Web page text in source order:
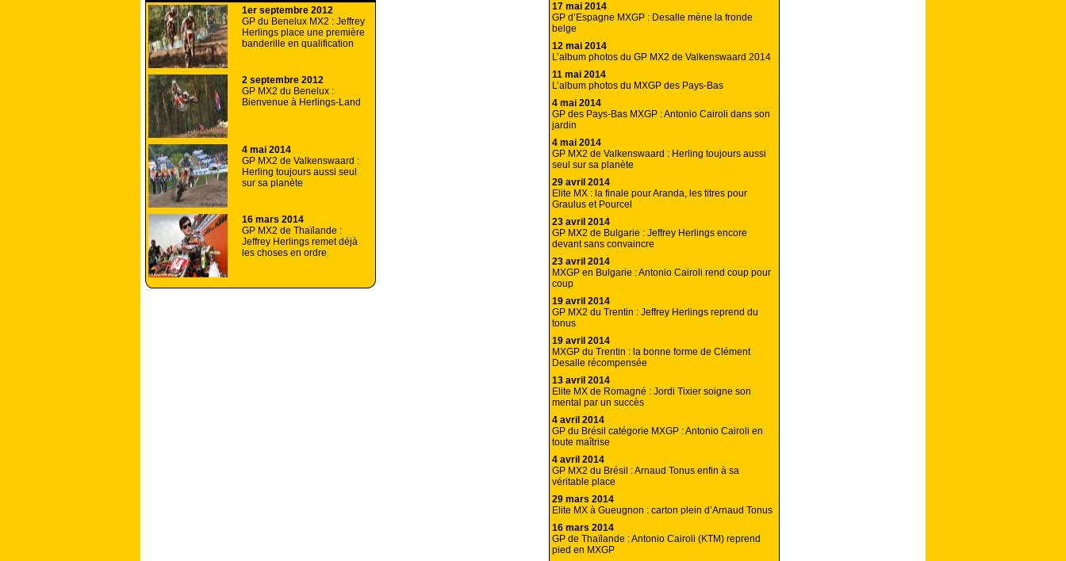
1er septembre 2012
GP du Benelux MX2 : Jeffrey
Herlings place une première
banderille en qualification
2 septembre 2012
GP MX2 du Benelux :
Bienvenue à Herlings-Land
4 mai 2014
GP MX2 de Valkenswaard :
Herling toujours aussi seul
sur sa planète
16 mars 2014
GP MX2 de Thaïlande :
Jeffrey Herlings remet déjà
les choses en ordre
17 mai 2014
GP d’Espagne MXGP : Desalle mène la fronde
belge
12 mai 2014
L’album photos du GP MX2 de Valkenswaard 2014
11 mai 2014
L’album photos du MXGP des Pays-Bas
4 mai 2014
GP des Pays-Bas MXGP : Antonio Cairoli dans son
jardin
4 mai 2014
GP MX2 de Valkenswaard : Herling toujours aussi
seul sur sa planète
29 avril 2014
Elite MX : la finale pour Aranda, les titres pour
Graulus et Pourcel
23 avril 2014
GP MX2 de Bulgarie : Jeffrey Herlings encore
devant sans convaincre
23 avril 2014
MXGP en Bulgarie : Antonio Cairoli rend coup pour
coup
19 avril 2014
GP MX2 du Trentin : Jeffrey Herlings reprend du
tonus
19 avril 2014
MXGP du Trentin : la bonne forme de Clément
Desalle récompensée
13 avril 2014
Elite MX de Romagné : Jordi Tixier soigne son
mental par un succès
4 avril 2014
GP du Brésil catégorie MXGP : Antonio Cairoli en
toute maîtrise
4 avril 2014
GP MX2 du Brésil : Arnaud Tonus enfin à sa
véritable place
29 mars 2014
Elite MX à Gueugnon : carton plein d’Arnaud Tonus
16 mars 2014
GP de Thaïlande : Antonio Cairoli (KTM) reprend
pied en MXGP